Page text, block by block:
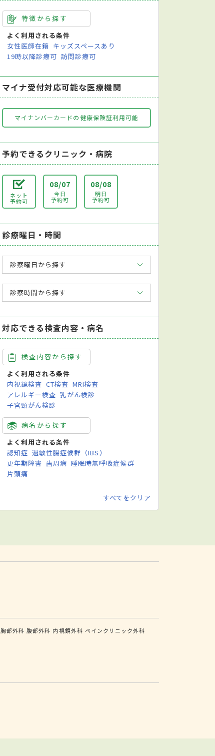
特徴から探す
よく利用される条件
女性医師在籍 キッズスペースあり
19時以降診療可 訪問診療可
マイナ受付対応可能な医療機関
マイナンバーカードの健康保険証利用可能
予約できるクリニック・病院
ネット
予約可
08/07
今日
予約可
08/08
明日
予約可
診療曜日・時間
診察曜日から探す
診察時間から探す
対応できる検査内容・病名
検査内容から探す
よく利用される条件
内視鏡検査 CT検査 MRI検査
アレルギー検査 乳がん検診
子宮頸がん検診
病名から探す
よく利用される条件
認知症 過敏性腸症候群（IBS）
更年期障害 歯周病 睡眠時無呼吸症候群
片頭痛
すべてをクリア
胸部外科 腹部外科 内視鏡外科 ペインクリニック外科